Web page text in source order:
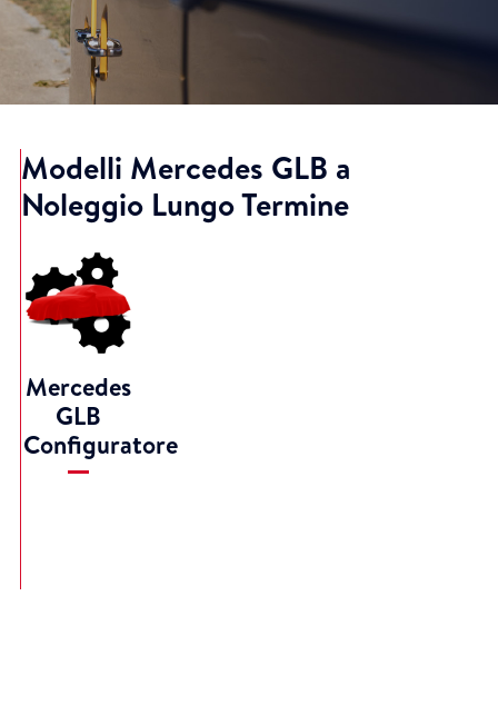
Modelli Mercedes GLB a
Noleggio Lungo Termine
Mercedes
GLB
Configuratore